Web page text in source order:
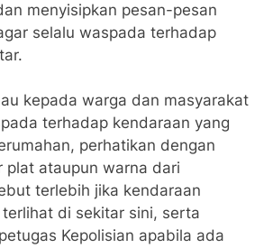
menyisipkan pesan-pesan
selalu waspada terhadap
kepada warga dan masyarakat
terhadap kendaraan yang
perhatikan dengan
plat ataupun warna dari
terlebih jika kendaraan
di sekitar sini, serta
Kepolisian apabila ada